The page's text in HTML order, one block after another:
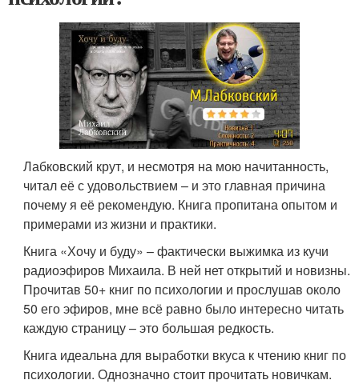
Лабковский крут, и несмотря на мою начитанность,
читал её с удовольствием – и это главная причина
почему я её рекомендую. Книга пропитана опытом и
примерами из жизни и практики.
Книга «Хочу и буду» – фактически выжимка из кучи
радиоэфиров Михаила. В ней нет открытий и новизны.
Прочитав 50+ книг по психологии и прослушав около
50 его эфиров, мне всё равно было интересно читать
каждую страницу – это большая редкость.
Книга идеальна для выработки вкуса к чтению книг по
психологии. Однозначно стоит прочитать новичкам.